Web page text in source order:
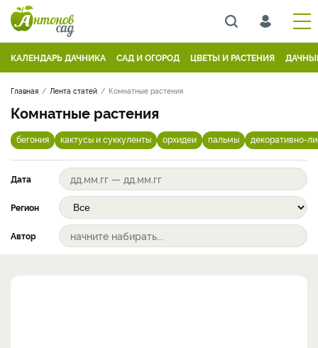
КАЛЕНДАРЬ ДАЧНИКА САД И ОГОРОД ЦВЕТЫ И РАСТЕНИЯ
Главная Лента статей Комнатные растения
Комнатные растения
бегония кактусы и суккуленты орхидеи пальмы декоративно-
Дата
Регион
Автор